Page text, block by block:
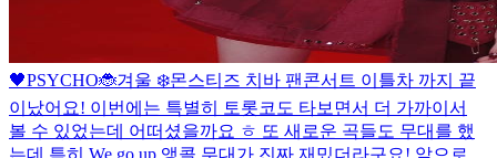
🖤PSYCHO🐞겨울 ❄️몬스티즈 치바 팬콘서트 이틀차 까지 끝
이났어요! 이번에는 특별히 토롯코도 타보면서 더 가까이서
볼 수 있었는데 어떠셨을까요 ㅎ 또 새로운 곡들도 무대를 했
는데 특히 We go up 앵콜 무대가 진짜 재밌더라구요! 앞으로